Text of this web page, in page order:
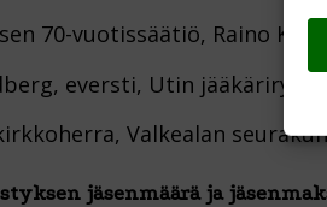
70-vuotissäätiö, Raino
eversti, Utin
Valkealan
jäsenmäärä ja